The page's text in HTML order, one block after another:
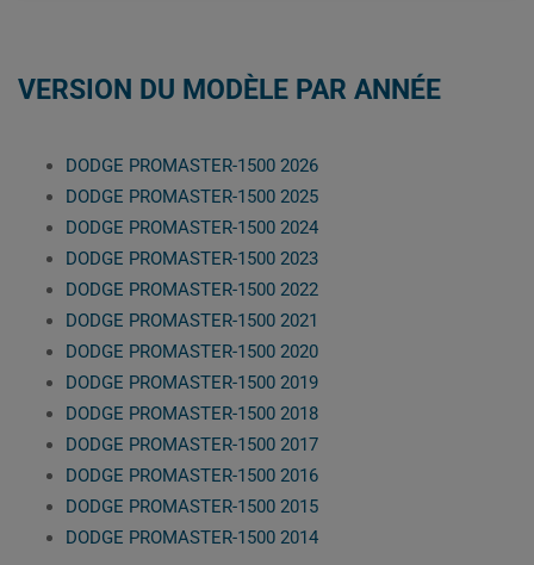
VERSION DU MODÈLE PAR ANNÉE
DODGE PROMASTER-1500 2026
DODGE PROMASTER-1500 2025
DODGE PROMASTER-1500 2024
DODGE PROMASTER-1500 2023
DODGE PROMASTER-1500 2022
DODGE PROMASTER-1500 2021
DODGE PROMASTER-1500 2020
DODGE PROMASTER-1500 2019
DODGE PROMASTER-1500 2018
DODGE PROMASTER-1500 2017
DODGE PROMASTER-1500 2016
DODGE PROMASTER-1500 2015
DODGE PROMASTER-1500 2014